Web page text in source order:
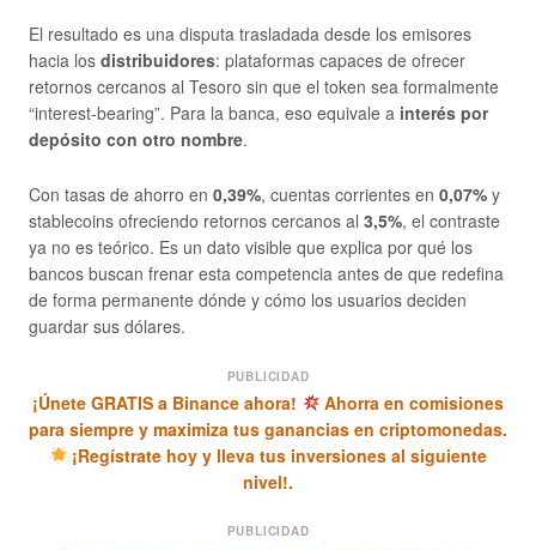
El resultado es una disputa trasladada desde los emisores
hacia los distribuidores: plataformas capaces de ofrecer
retornos cercanos al Tesoro sin que el token sea formalmente
“interest-bearing”. Para la banca, eso equivale a interés por
depósito con otro nombre.
Con tasas de ahorro en 0,39%, cuentas corrientes en 0,07% y
stablecoins ofreciendo retornos cercanos al 3,5%, el contraste
ya no es teórico. Es un dato visible que explica por qué los
bancos buscan frenar esta competencia antes de que redefina
de forma permanente dónde y cómo los usuarios deciden
guardar sus dólares.
PUBLICIDAD
¡Únete GRATIS a Binance ahora!
Ahorra en comisiones
para siempre y maximiza tus ganancias en criptomonedas.
¡Regístrate hoy y lleva tus inversiones al siguiente
nivel!.
PUBLICIDAD